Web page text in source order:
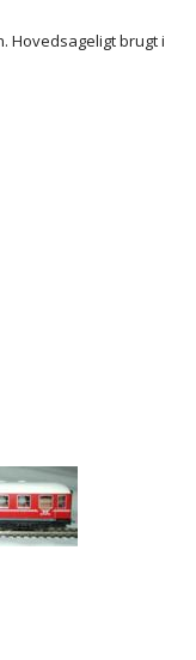
Hovedsageligt brugt i